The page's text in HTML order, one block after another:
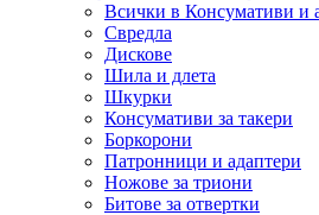
Всички в Консумативи и
Свредла
Дискове
Шила и длета
Шкурки
Консумативи за такери
Боркорони
Патронници и адаптери
Ножове за триони
Битове за отвертки